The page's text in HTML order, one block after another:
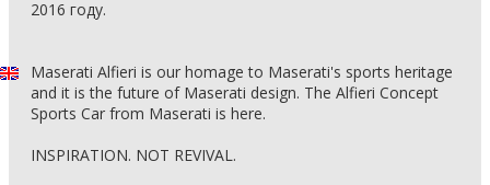
2016 году.
Maserati Alfieri is our homage to Maserati's sports heritage
and it is the future of Maserati design. The Alfieri Concept
Sports Car from Maserati is here.
INSPIRATION. NOT REVIVAL.